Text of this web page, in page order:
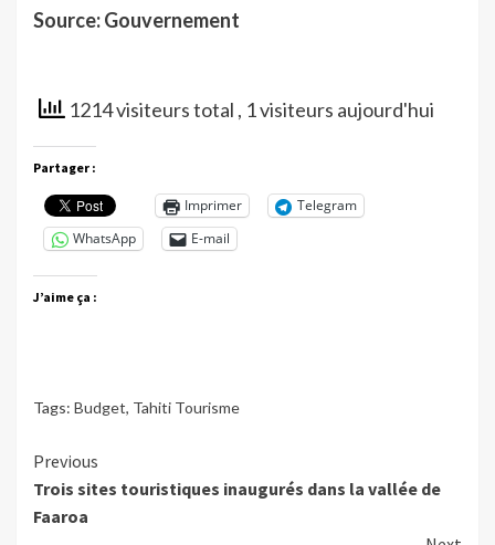
Source: Gouvernement
1214 visiteurs total , 1 visiteurs aujourd'hui
Partager :
Imprimer
Telegram
WhatsApp
E-mail
J’aime ça :
Tags: Budget, Tahiti Tourisme
Continue
Reading
Previous
Trois sites touristiques inaugurés dans la vallée de
Faaroa